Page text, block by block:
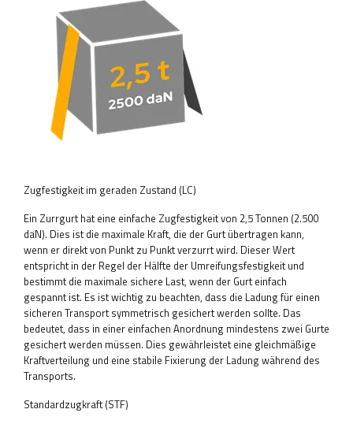
Zugfestigkeit im geraden Zustand (LC)
Ein Zurrgurt hat eine einfache Zugfestigkeit von 2,5 Tonnen (2.500
daN). Dies ist die maximale Kraft, die der Gurt übertragen kann,
wenn er direkt von Punkt zu Punkt verzurrt wird. Dieser Wert
entspricht in der Regel der Hälfte der Umreifungsfestigkeit und
bestimmt die maximale sichere Last, wenn der Gurt einfach
gespannt ist. Es ist wichtig zu beachten, dass die Ladung für einen
sicheren Transport symmetrisch gesichert werden sollte. Das
bedeutet, dass in einer einfachen Anordnung mindestens zwei Gurte
gesichert werden müssen. Dies gewährleistet eine gleichmäßige
Kraftverteilung und eine stabile Fixierung der Ladung während des
Transports.
Standardzugkraft (STF)